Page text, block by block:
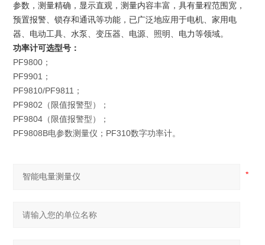
参数，测量精确，显示直观，测量内容丰富，具有量程范围宽，
预置报警、锁存和通讯等功能，已广泛地应用于电机、家用电
器、电动工具、水泵、变压器、电源、照明、电力等领域。
功率计可选型号：
PF9800；
PF9901；
PF9810/PF9811；
PF9802（限值报警型）；
PF9804（限值报警型）；
PF9808B电参数测量仪；PF310数字功率计。